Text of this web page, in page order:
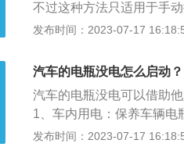
不过这种方法只适用于手
法，这种方法适合自动挡
行充电，否则会引起爆炸
液不足时不得充电。3、
度和电压，并检查它的温
升高超过45℃时应停止充
方法来降温。4、介绍四：
发布时间：2023-07-17
汽车的电瓶没电怎么启动？
汽车的电瓶没电可以借助
1、车内用电：保养车辆电
使用充电泵等，这样时间
发布时间：2023-07-17